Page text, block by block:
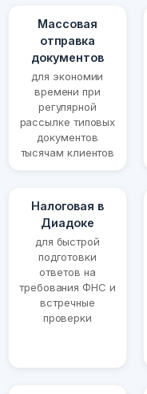
Массовая
отправка
документов
для экономии
времени при
регулярной
рассылке типовых
документов
тысячам клиентов
Налоговая в
Диадоке
для быстрой
подготовки
ответов на
требования ФНС и
встречные
проверки